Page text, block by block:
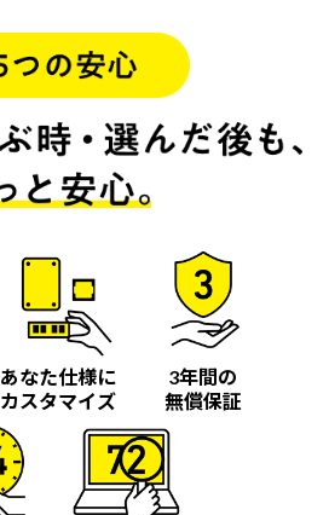
あなた仕様に
カスタマイズ
3年間の
無償保証